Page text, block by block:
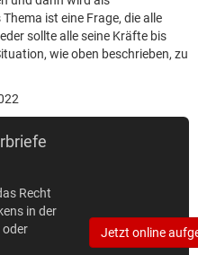
ist eine Frage, die alle
sollte alle seine Kräfte bis
wie oben beschrieben, zu
Recht
in der
oder
Jetzt online